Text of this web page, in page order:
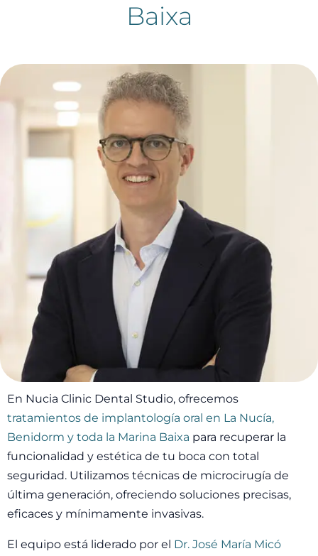
Baixa
En Nucia Clinic Dental Studio, ofrecemos
tratamientos de implantología oral en La Nucía,
Benidorm y toda la Marina Baixa para recuperar la
funcionalidad y estética de tu boca con total
seguridad. Utilizamos técnicas de microcirugía de
última generación, ofreciendo soluciones precisas,
eficaces y mínimamente invasivas.
El equipo está liderado por el Dr. José María Micó